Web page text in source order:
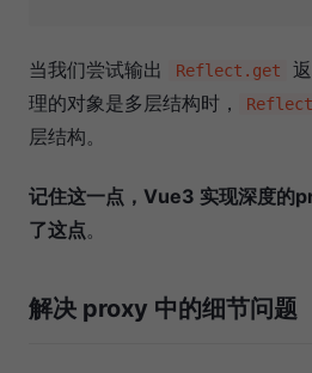
当我们尝试输出 Reflect.get
理的对象是多层结构时，
层结构。
记住这一点，Vue3 实现深度的
了这点。
解决 proxy 中的细节问题